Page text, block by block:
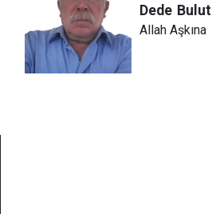
Dede Bulut
Allah Aşkına